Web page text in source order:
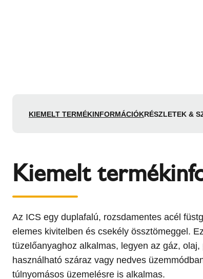
KIEMELT TERMÉKINFORMÁCIÓKRÉSZLETEK &
Kiemelt
Az ICS egy duplafalú, rozsdamentes acél
elemes kivitelben és csekély össztömeggel.
tüzelőanyaghoz alkalmas, legyen az gáz,
használható száraz vagy nedves
túlnyomásos üzemelésre is alkalmas.